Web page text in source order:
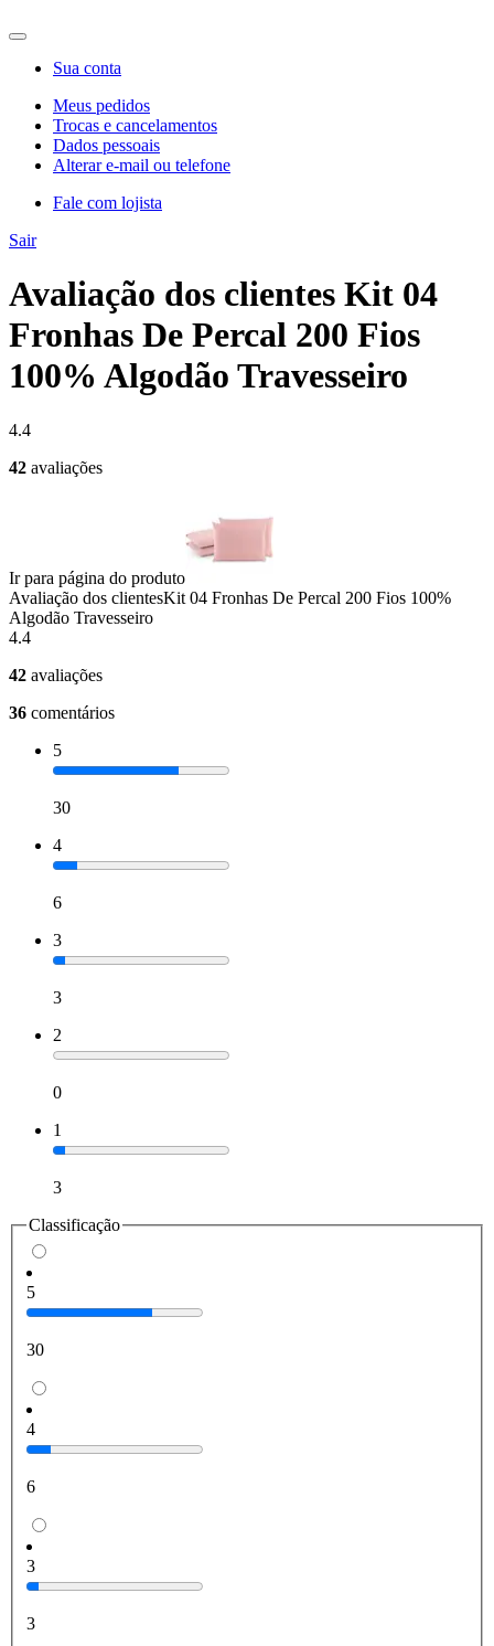
Sua conta
Meus pedidos
Trocas e cancelamentos
Dados pessoais
Alterar e-mail ou telefone
Fale com lojista
Sair
Avaliação dos clientes Kit 04
Fronhas De Percal 200 Fios
100% Algodão Travesseiro
4.4
42 avaliações
Ir para página do produto
Avaliação dos clientesKit 04 Fronhas De Percal 200 Fios 100%
Algodão Travesseiro
4.4
42 avaliações
36 comentários
5
30
4
6
3
3
2
0
1
3
Classificação
5
30
4
6
3
3